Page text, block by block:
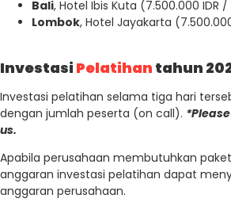
Bali, Hotel Ibis Kuta (7.500.000 IDR
Lombok, Hotel Jayakarta
Investasi Pelatihan tahun
Investasi pelatihan selama tiga hari
dengan jumlah peserta (on call).
us.
Apabila perusahaan membutuhkan
anggaran investasi pelatihan dapat
anggaran perusahaan.